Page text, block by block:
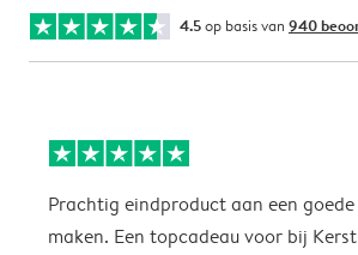
4.5op basis van 940
Prachtig eindproduct aan een
maken. Een topcadeau voor bij Kerst